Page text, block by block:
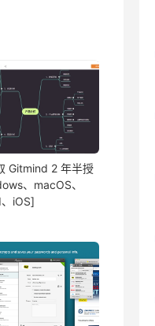
Gitmind 2 年半授
、macOS、
iOS]